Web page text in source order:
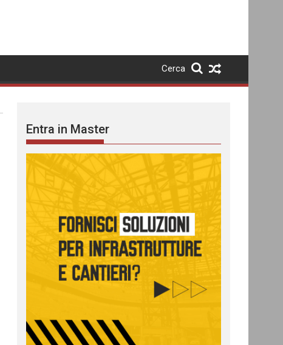
Cerca
Entra in Master